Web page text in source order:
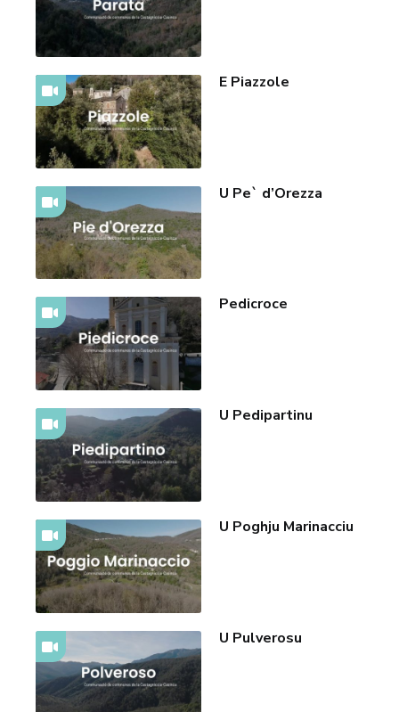
E Piazzole
U Pe` d’Orezza
Pedicroce
U Pedipartinu
U Poghju Marinacciu
U Pulverosu